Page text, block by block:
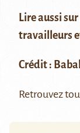
Lire aussi
travailleurs
Crédit :
Retrouvez